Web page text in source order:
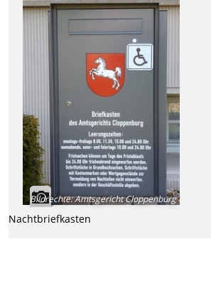
Bildrechte:Amtsgericht Cloppenburg
Nachtbriefkasten